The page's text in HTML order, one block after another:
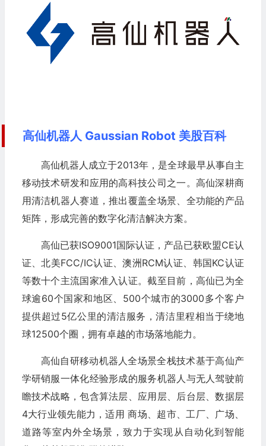
高仙机器人 Gaussian Robot 美股百科
高仙机器人成立于2013年，是全球最早从事自主
移动技术研发和应用的高科技公司之一。高仙深耕商
用清洁机器人赛道，推出覆盖全场景、全功能的产品
矩阵，形成完善的数字化清洁解决方案。
高仙已获ISO9001国际认证，产品已获欧盟CE认
证、北美FCC/IC认证、澳洲RCM认证、韩国KC认证
等数十个主流国家准入认证。截至目前，高仙已为全
球逾60个国家和地区、500个城市的3000多个客户
提供超过5亿公里的清洁服务，清洁里程相当于绕地
球12500个圈，拥有卓越的市场落地能力。
高仙自研移动机器人全场景全栈技术基于高仙产
学研销服一体化经验形成的服务机器人与无人驾驶前
瞻技术战略，包含算法层、应用层、后台层、数据层
4大行业领先能力，适用 商场、超市、工厂、广场、
道路等室内外全场景，致力于实现从自动化到智能